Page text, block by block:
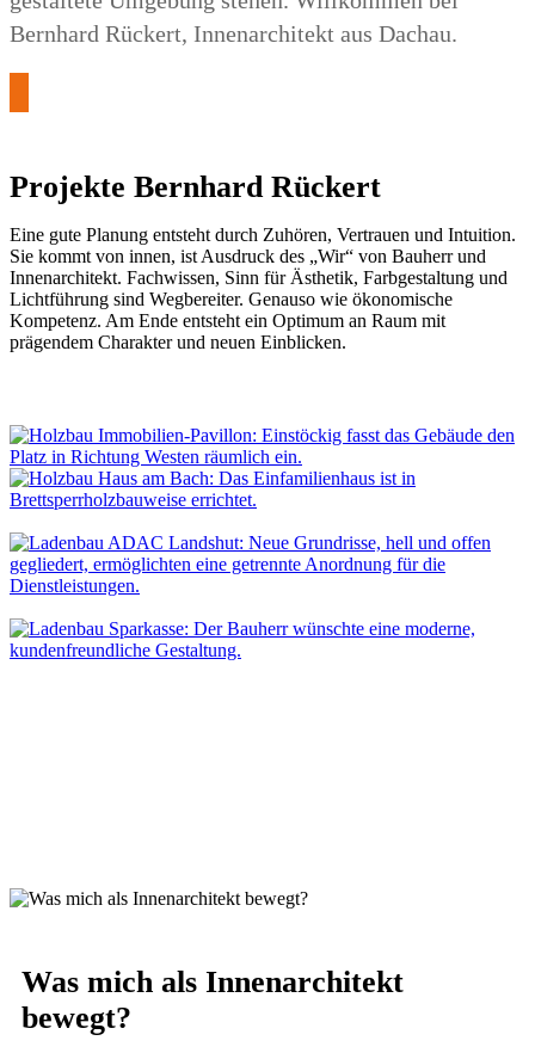
Bernhard Rückert, Innenarchitekt aus Dachau.
Projekte Bernhard Rückert
Eine gute Planung entsteht durch Zuhören, Vertrauen und Intuition.
Sie kommt von innen, ist Ausdruck des „Wir“ von Bauherr und
Innenarchitekt. Fachwissen, Sinn für Ästhetik, Farbgestaltung und
Lichtführung sind Wegbereiter. Genauso wie ökonomische
Kompetenz. Am Ende entsteht ein Optimum an Raum mit
prägendem Charakter und neuen Einblicken.
Was mich als Innenarchitekt
bewegt?